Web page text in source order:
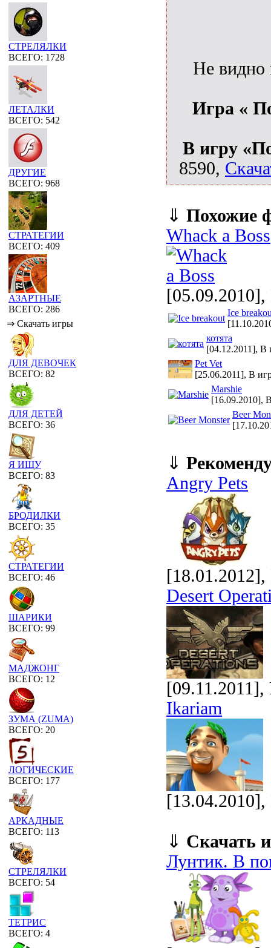
СТРЕЛЯЛКИ
ВСЕГО: 1728
ЛЕТАЛКИ
ВСЕГО: 542
ДРУГИЕ
ВСЕГО: 968
СТРАТЕГИИ
ВСЕГО: 409
АЗАРТНЫЕ
ВСЕГО: 286
⇒ Скачать игры
ДЛЯ ДЕВОЧЕК
ВСЕГО: 82
ДЛЯ ДЕТЕЙ
ВСЕГО: 36
Я ИЩУ
ВСЕГО: 83
БРОДИЛКИ
ВСЕГО: 35
СТРАТЕГИИ
ВСЕГО: 46
ШАРИКИ
ВСЕГО: 99
МАДЖОНГ
ВСЕГО: 12
ЗУМА (ZUMA)
ВСЕГО: 20
ЛОГИЧЕСКИЕ
ВСЕГО: 177
АРКАДНЫЕ
ВСЕГО: 113
СТРЕЛЯЛКИ
ВСЕГО: 54
ТЕТРИС
ВСЕГО: 4
Не видно
Игра «
В игру
8590,
⇓ Похожие
Whack a Boss
[05.09.2010],
Ice
котята
[04.12.2011], В
Pet Vet
[25.06.2011], В
Marshie
[16.09.2010],
Beer
⇓
Angry Pets
[18.01.2012],
Desert
[09.11.2011],
Ikariam
[13.04.2010],
⇓ Скачать
Лунтик. В